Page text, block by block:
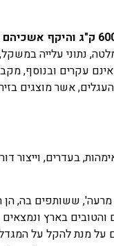
נתוני עלייה
עקרים ובנוסף,
אשר מוצגים
בעדרים, וייצור
ששותפים בה, הן
והטובים בארץ
על מנת להקל על